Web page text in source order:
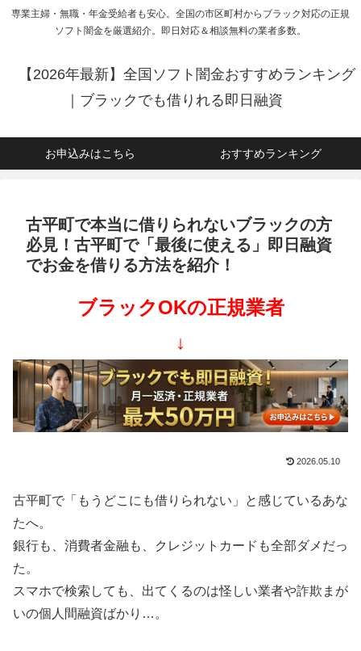
専業主婦・無職・年金受給者も安心。全国の市区町村からブラック対応の正規
ソフト闇金を厳選紹介。即日対応＆相談無料の業者多数。
【2026年最新】全国ソフト闇金おすすめランキング
｜ブラックでも借りれる即日融資
お申込みはこちら おすすめランキング
古平町で本当に借りられないブラックの方
必見！古平町で「最後に使える」即日融資
でお金を借りる方法を紹介！
ブラックOKの正規業者
↓
2026.05.10
古平町で「もうどこにも借りられない」と感じているあな
たへ。
銀行も、消費者金融も、クレジットカードも全部ダメだっ
た。
スマホで検索しても、出てくるのは怪しい業者や詐欺まが
いの個人間融資ばかり…。